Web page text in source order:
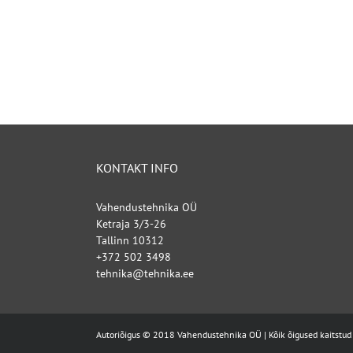
KONTAKT INFO
Vahendustehnika OÜ
Ketraja 3/3-26
Tallinn 10312
+372 502 3498
tehnika@tehnika.ee
Autoriõigus © 2018 Vahendustehnika OÜ | Kõik õigused kaitstud